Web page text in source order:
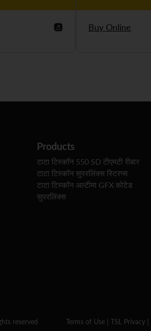
Buy Online
Products
टाटा टिस्कॉन 550 SD टीएमटी रीबार
टाटा टिस्कॉन सुपरलिंक्स स्टिरप्स
टाटा टिस्कॉन अल्टीमा GFX कोटेड
सुपरलिंक्स
reserved Terms of Use | TSL Privacy |